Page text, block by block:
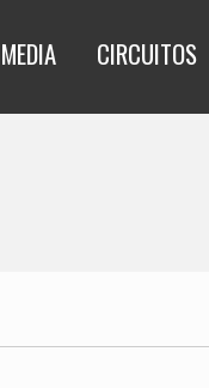
CIRCUITOS